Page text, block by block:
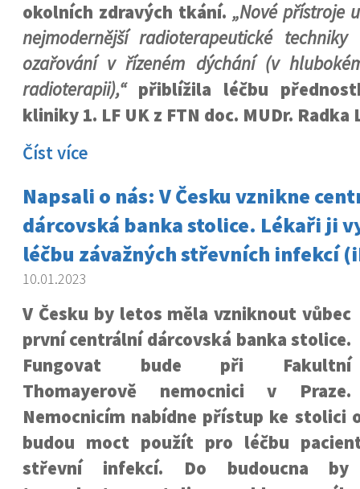
okolních zdravých tkání. „Nové přístroje
nejmodernější radioterapeutické
ozařování v řízeném dýchání (v
radioterapii),“přiblížila léčbu
kliniky 1. LF UK z FTN doc. MUDr. Radka
Číst více
Napsali o nás: V Česku vznikne
dárcovská banka stolice. Lékaři ji
léčbu závažných střevních infekcí
10.01.2023
V Česku by letos měla vzniknout vůbec
první centrální dárcovská banka stolice.
Fungovat bude při Fakultní
Thomayerově nemocnici v Praze.
Nemocnicím nabídne přístup ke stolici
budou moct použít pro léčbu
střevní infekcí. Do budoucna by